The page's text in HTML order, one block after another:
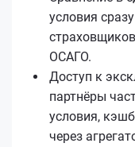
условия
ОСАГО.
Доступ к
партнёры
условия,
через